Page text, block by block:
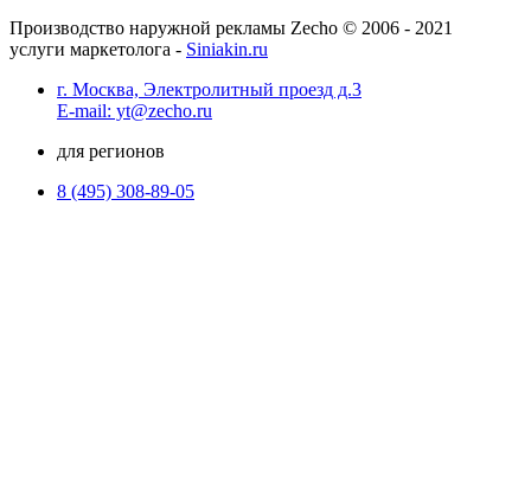
Производство наружной рекламы Zecho © 2006 - 2021
услуги маркетолога - Siniakin.ru
г. Москва, Электролитный проезд д.3
E-mail: yt@zecho.ru
для регионов
8 (495) 308-89-05